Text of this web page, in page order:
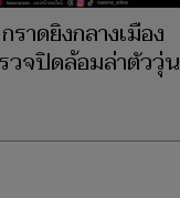
าดยิงกลางเมือง
วจปิดล้อมล่าตัววุ่น